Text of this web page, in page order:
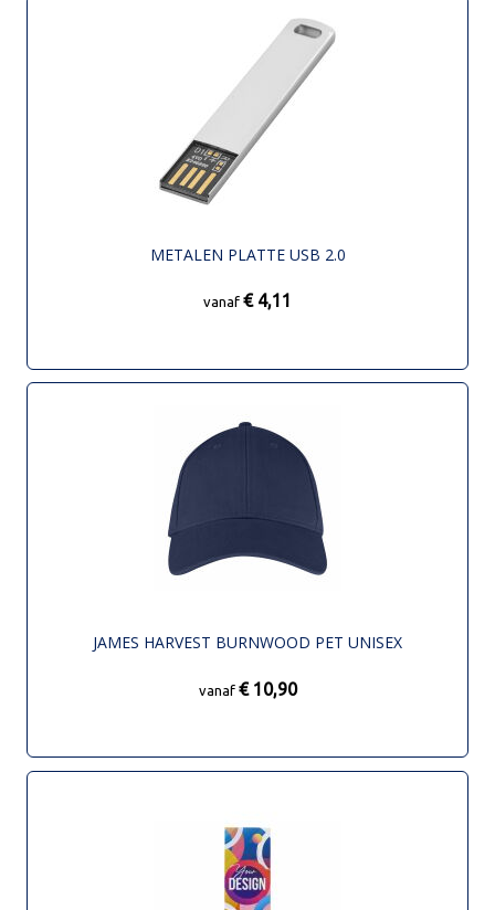
METALEN PLATTE USB 2.0
vanaf € 4,11
JAMES HARVEST BURNWOOD PET UNISEX
vanaf € 10,90